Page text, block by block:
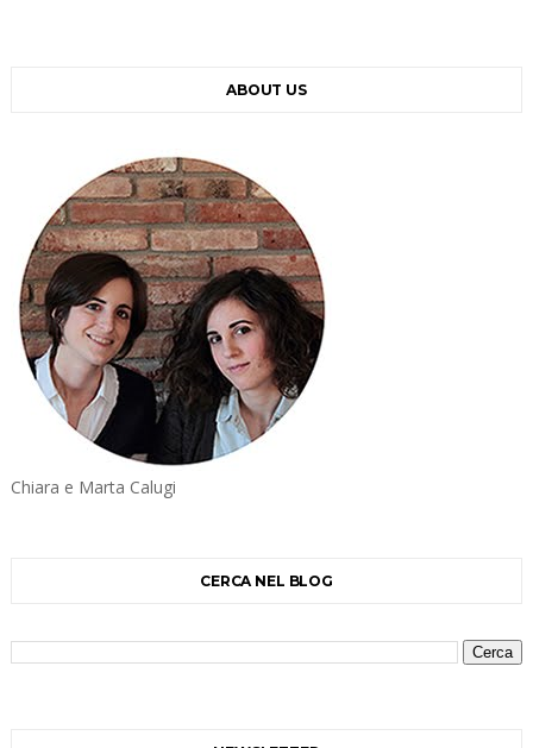
ABOUT US
Chiara e Marta Calugi
CERCA NEL BLOG